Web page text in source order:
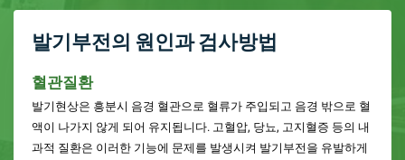
발기부전의 원인과 검사방법
혈관질환
발기현상은 흥분시 음경 혈관으로 혈류가 주입되고 음경 밖으로 혈
액이 나가지 않게 되어 유지됩니다. 고혈압, 당뇨, 고지혈증 등의 내
과적 질환은 이러한 기능에 문제를 발생시켜 발기부전을 유발하게